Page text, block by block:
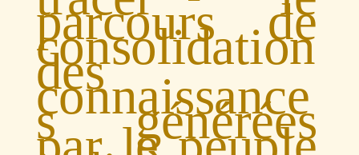
parcours de
consolidation
des
connaissance
s générées